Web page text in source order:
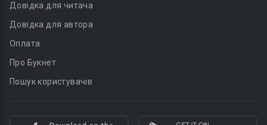
Довідка для читача
Довідка для автора
Оплата
Про Букнет
Пошук користувачів